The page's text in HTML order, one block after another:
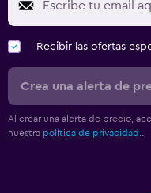
Recibir las ofertas
Crea una alerta de
Al crear una alerta de precio,
nuestra política de privacidad.